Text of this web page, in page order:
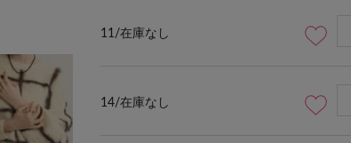
11/在庫なし
14/在庫なし